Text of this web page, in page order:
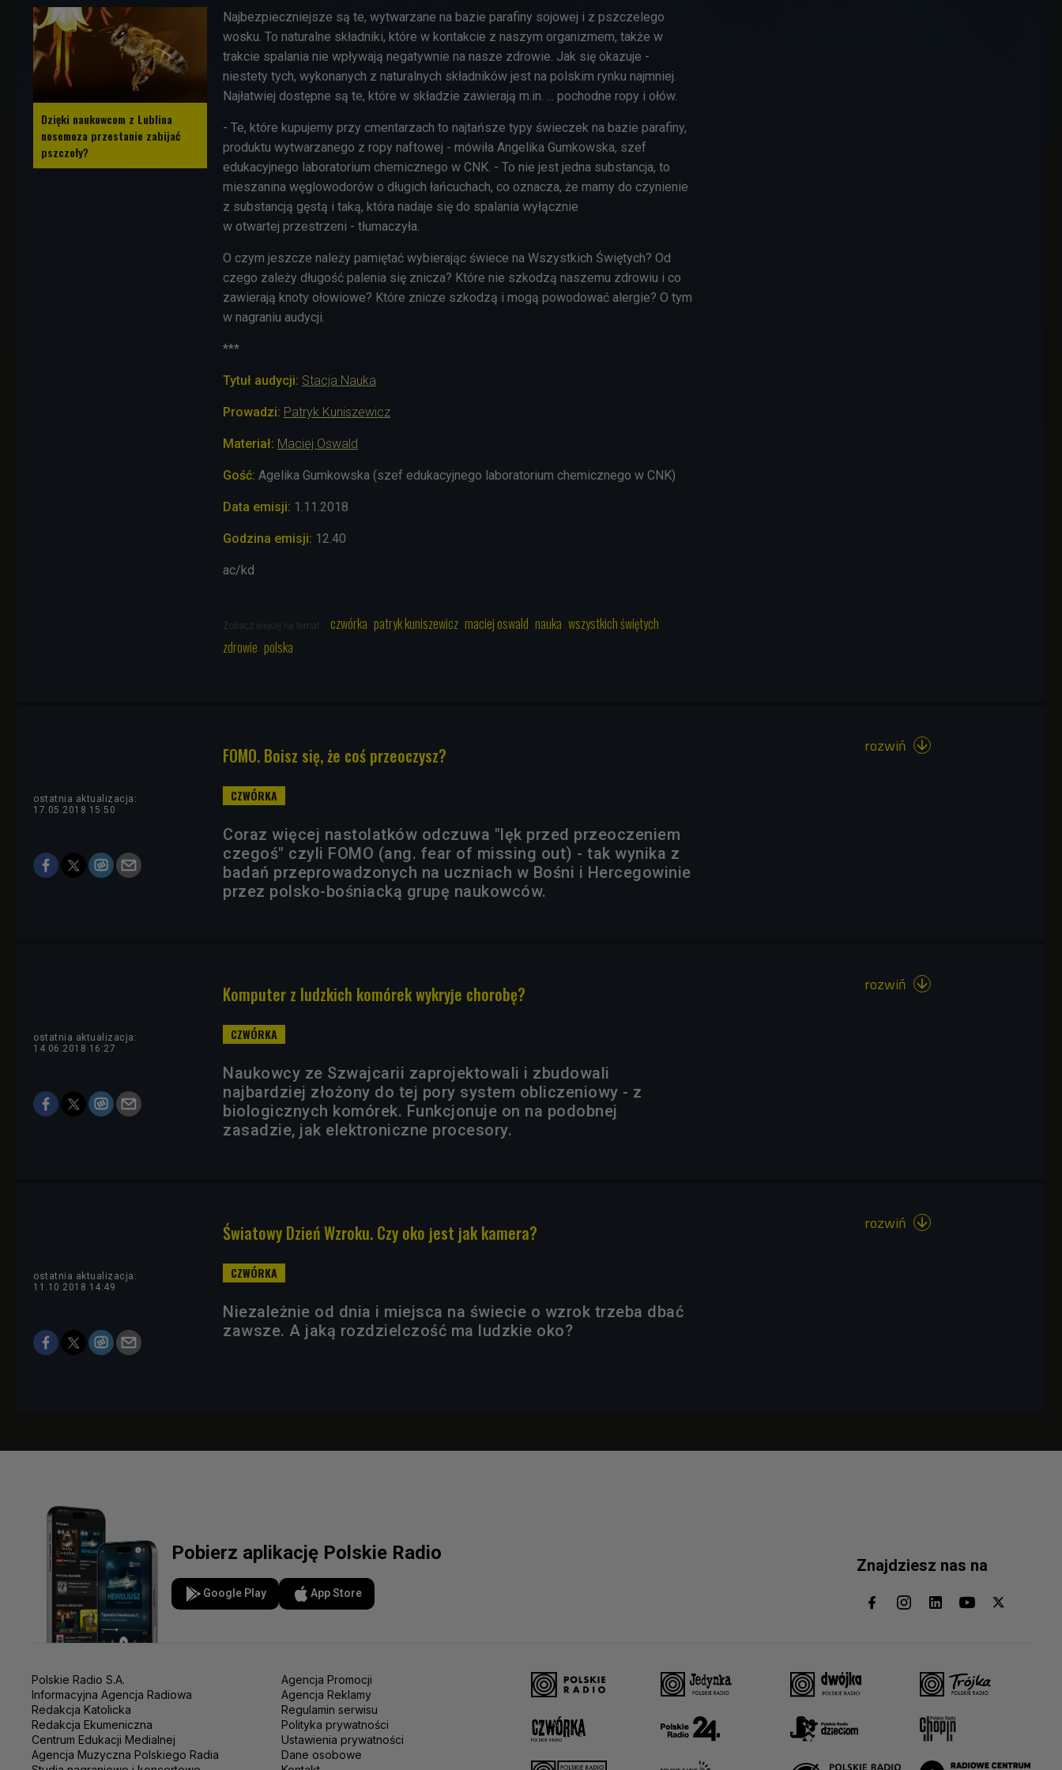
Dzięki naukowcom z Lublina
nosemoza przestanie zabijać
pszczoły?
Najbezpieczniejsze są te, wytwarzane na bazie parafiny sojowej i z pszczelego
wosku. To naturalne składniki, które w kontakcie z naszym organizmem, także w
trakcie spalania nie wpływają negatywnie na nasze zdrowie. Jak się okazuje -
niestety tych, wykonanych z naturalnych składników jest na polskim rynku najmniej.
Najłatwiej dostępne są te, które w składzie zawierają m.in. ... pochodne ropy i ołów.
- Te, które kupujemy przy cmentarzach to najtańsze typy świeczek na bazie parafiny,
produktu wytwarzanego z ropy naftowej - mówiła Angelika Gumkowska, szef
edukacyjnego laboratorium chemicznego w CNK. - To nie jest jedna substancja, to
mieszanina węglowodorów o długich łańcuchach, co oznacza, że mamy do czynienie
z substancją gęstą i taką, która nadaje się do spalania wyłącznie
w otwartej przestrzeni - tłumaczyła.
O czym jeszcze należy pamiętać wybierając świece na Wszystkich Świętych? Od
czego zależy długość palenia się znicza? Które nie szkodzą naszemu zdrowiu i co
zawierają knoty ołowiowe? Które znicze szkodzą i mogą powodować alergie? O tym
w nagraniu audycji.
***
Tytuł audycji: Stacja Nauka
Prowadzi: Patryk Kuniszewicz
Materiał: Maciej Oswald
Gość: Agelika Gumkowska (szef edukacyjnego laboratorium chemicznego w CNK)
Data emisji: 1.11 .2018
Godzina emisji: 12.40
ac/kd
Zobacz więcej na temat: czwórka patryk kuniszewicz maciej oswald nauka wszystkich świętych
zdrowie polska
FOMO. Boisz się, że coś przeoczysz?
ostatnia aktualizacja:
17.05.2018 15:50
Coraz więcej nastolatków odczuwa "lęk przed przeoczeniem
czegoś" czyli FOMO (ang. fear of missing out) - tak wynika z
badań przeprowadzonych na uczniach w Bośni i Hercegowinie
przez polsko-bośniacką grupę naukowców.
rozwiń 
Komputer z ludzkich komórek wykryje chorobę?
ostatnia aktualizacja:
14.06.2018 16:27
Naukowcy ze Szwajcarii zaprojektowali i zbudowali
najbardziej złożony do tej pory system obliczeniowy - z
biologicznych komórek. Funkcjonuje on na podobnej
zasadzie, jak elektroniczne procesory.
rozwiń 
Światowy Dzień Wzroku. Czy oko jest jak kamera?
ostatnia aktualizacja:
11.10.2018 14:49
Niezależnie od dnia i miejsca na świecie o wzrok trzeba dbać
zawsze. A jaką rozdzielczość ma ludzkie oko?
rozwiń 
Pobierz aplikację Polskie Radio
Google Play App Store
Znajdziesz nas na
Polskie Radio S.A.
Informacyjna Agencja Radiowa
Redakcja Katolicka
Redakcja Ekumeniczna
Centrum Edukacji Medialnej
Agencja Muzyczna Polskiego Radia
Agencja Promocji
Agencja Reklamy
Regulamin serwisu
Polityka prywatności
Ustawienia prywatności
Dane osobowe